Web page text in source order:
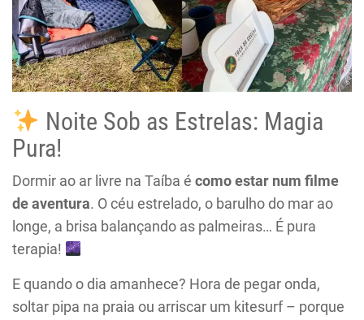
Noite Sob as Estrelas: Magia
Pura!
Dormir ao ar livre na Taíba é como estar num filme
de aventura. O céu estrelado, o barulho do mar ao
longe, a brisa balançando as palmeiras… É pura
terapia!
E quando o dia amanhece? Hora de pegar onda,
soltar pipa na praia ou arriscar um kitesurf – porque